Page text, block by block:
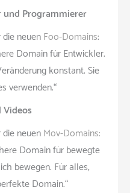
Programmierer
neuenFoo-Domains:
Domain für Entwickler.
konstant. Sie
verwenden.“
neuenMov-Domains:
Domain für bewegte
bewegen. Für alles,
Domain.“